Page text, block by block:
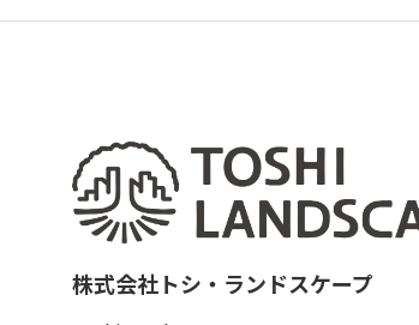
株式会社トシ・ランドスケープ